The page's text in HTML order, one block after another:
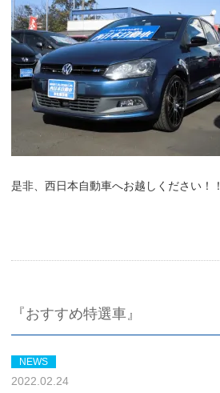
是非、西日本自動車へお越しください！！
『おすすめ特選車』
NEWS
2022.02.24